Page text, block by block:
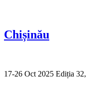
Chișinău
17-26 Oct 2025 Ediția 32,